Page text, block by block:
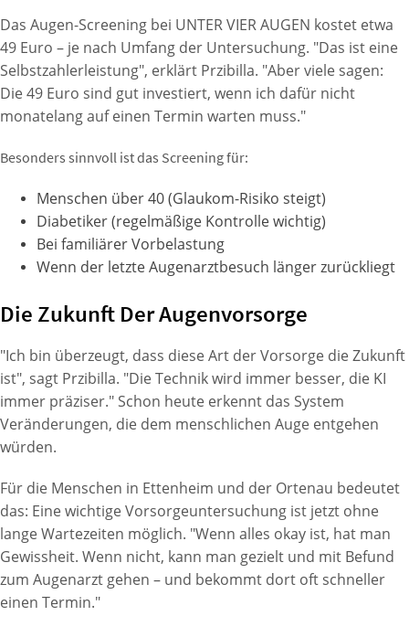
Das Augen-Screening bei UNTER VIER AUGEN kostet etwa
49 Euro – je nach Umfang der Untersuchung. "Das ist eine
Selbstzahlerleistung", erklärt Przibilla. "Aber viele sagen:
Die 49 Euro sind gut investiert, wenn ich dafür nicht
monatelang auf einen Termin warten muss."
Besonders sinnvoll ist das Screening für:
Menschen über 40 (Glaukom-Risiko steigt)
Diabetiker (regelmäßige Kontrolle wichtig)
Bei familiärer Vorbelastung
Wenn der letzte Augenarztbesuch länger zurückliegt
Die Zukunft Der Augenvorsorge
"Ich bin überzeugt, dass diese Art der Vorsorge die Zukunft
ist", sagt Przibilla. "Die Technik wird immer besser, die KI
immer präziser." Schon heute erkennt das System
Veränderungen, die dem menschlichen Auge entgehen
würden.
Für die Menschen in Ettenheim und der Ortenau bedeutet
das: Eine wichtige Vorsorgeuntersuchung ist jetzt ohne
lange Wartezeiten möglich. "Wenn alles okay ist, hat man
Gewissheit. Wenn nicht, kann man gezielt und mit Befund
zum Augenarzt gehen – und bekommt dort oft schneller
einen Termin."